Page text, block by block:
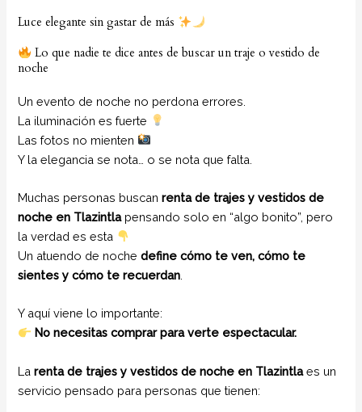
Luce elegante sin gastar de más
Lo que nadie te dice antes de buscar un traje o vestido de
noche
Un evento de noche no perdona errores.
La iluminación es fuerte
Las fotos no mienten
Y la elegancia se nota… o se nota que falta.
Muchas personas buscanrenta de trajes y vestidos de
noche en Tlazintlapensando solo en “algo bonito”, pero
la verdad es esta
Un atuendo de nochedefine cómo te ven, cómo te
sientes y cómo te recuerdan
Y aquí viene lo importante:
No necesitas comprar para verte espectacular.
Larenta de trajes y vestidos de noche en Tlazintlaes un
servicio pensado para personas que tienen: